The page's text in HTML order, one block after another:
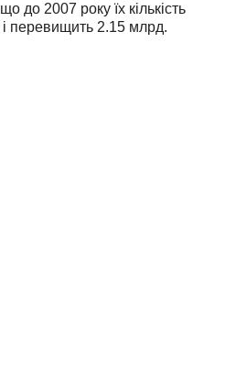
до 2007 року їх кількість
і перевищить 2.15 млрд.